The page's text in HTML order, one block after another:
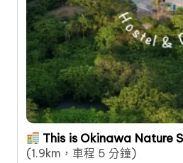
This is Okinawa Nature
(1.9km，車程 5 分鐘)